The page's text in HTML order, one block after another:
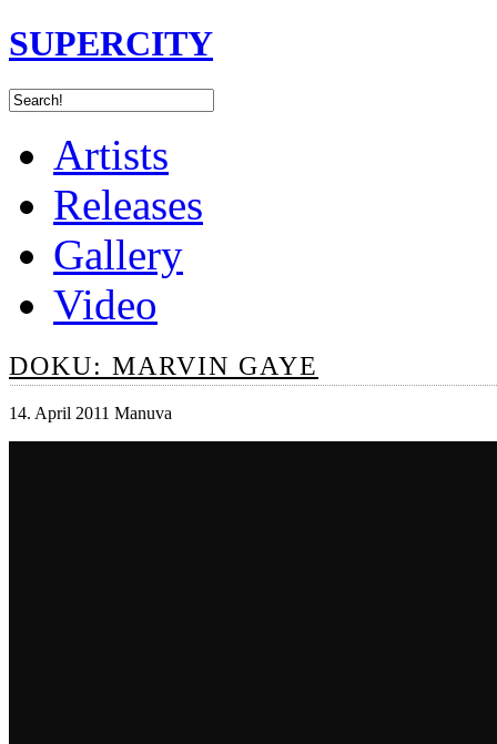
SUPERCITY
Artists
Releases
Gallery
Video
DOKU: MARVIN GAYE
14. April 2011 Manuva